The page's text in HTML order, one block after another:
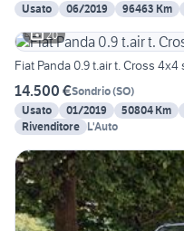
Usato
06/2019 96463 Km
20
Fiat Panda 0.9 t.air t. Cross 4x4
14.500 €Sondrio(SO)
Usato
01/2019 50804 Km
Rivenditore L'Auto